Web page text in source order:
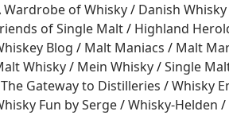
Wardrobe of Whisky
Danish
of Single Malt
Highland
Blog
Malt Maniacs
Malt
Whisky
Mein Whisky
Single
The Gateway to Distilleries
Whisky
Fun by Serge
Whisky-Helden